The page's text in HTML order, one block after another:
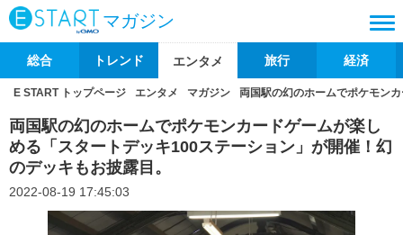
マガジン
総合 トレンド エンタメ 旅行 経済
E START トップページ エンタメ マガジン 両国駅の幻のホームでポケモン
両国駅の幻のホームでポケモンカードゲームが楽し
める「スタートデッキ100ステーション」が開催！幻
のデッキもお披露目。
2022-08-19 17:45:03